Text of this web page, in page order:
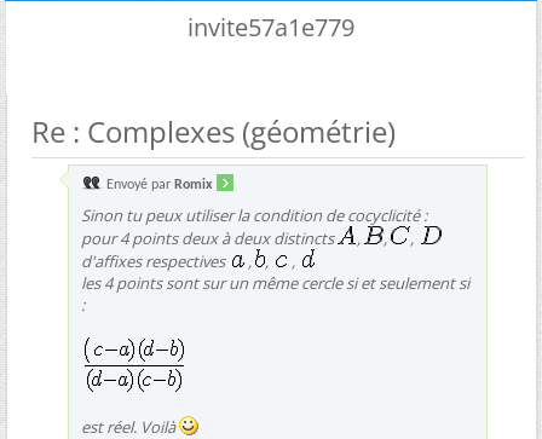
invite57a1e779
Re : Complexes (géométrie)
Envoyé par Romix
Sinon tu peux utiliser la condition de cocyclicité :
pour 4 points deux à deux distincts
, ,
,
d'affixes respectives
, ,
,
les 4 points sont sur un même cercle si et seulement si
:
est réel. Voilà